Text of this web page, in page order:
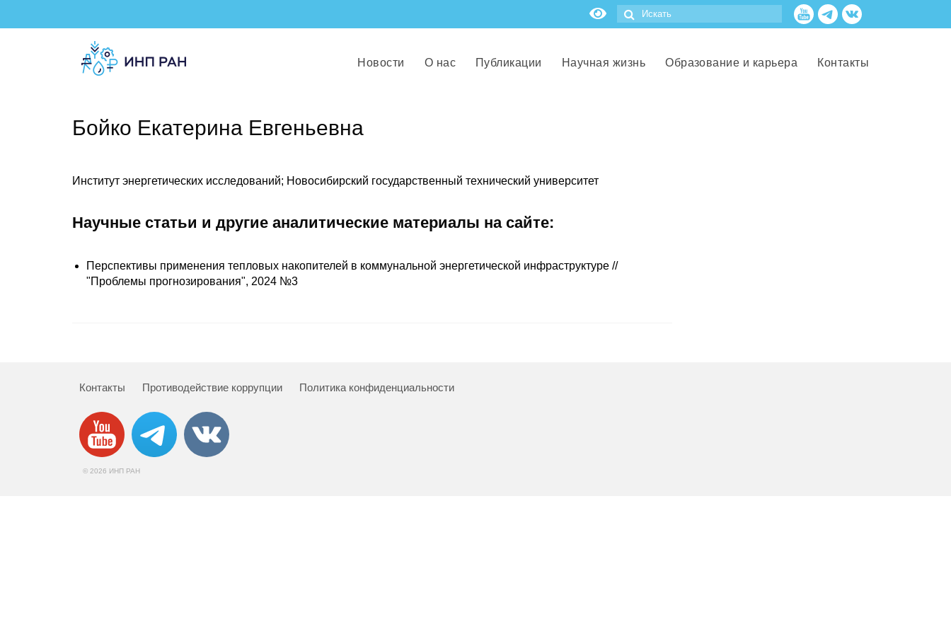
Новости О нас Публикации Научная жизнь Образование и карьера Контакты
Бойко Екатерина Евгеньевна
Институт энергетических исследований; Новосибирский государственный технический университет
Научные статьи и другие аналитические материалы на сайте:
Перспективы применения тепловых накопителей в коммунальной энергетической инфраструктуре //
"Проблемы прогнозирования", 2024 №3
Контакты Противодействие коррупции Политика конфиденциальности
© 2026 ИНП РАН